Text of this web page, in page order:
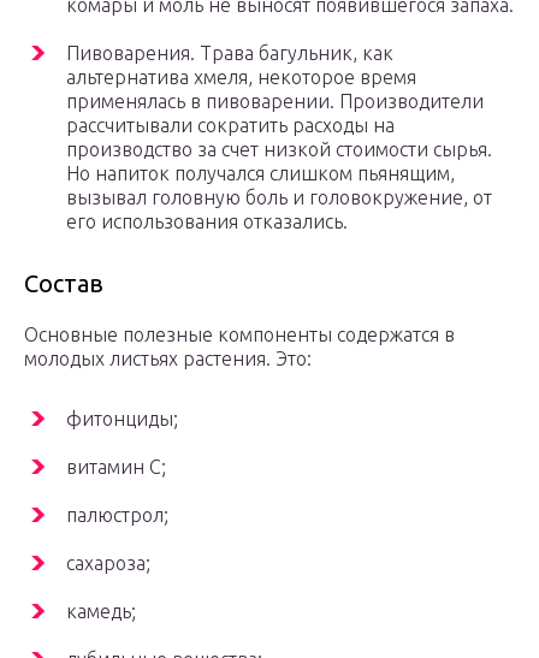
комары и моль не выносят появившегося запаха.
Пивоварения. Трава багульник, как
альтернатива хмеля, некоторое время
применялась в пивоварении. Производители
рассчитывали сократить расходы на
производство за счет низкой стоимости сырья.
Но напиток получался слишком пьянящим,
вызывал головную боль и головокружение, от
его использования отказались.
Состав
Основные полезные компоненты содержатся в
молодых листьях растения. Это:
фитонциды;
витамин C;
палюстрол;
сахароза;
камедь;